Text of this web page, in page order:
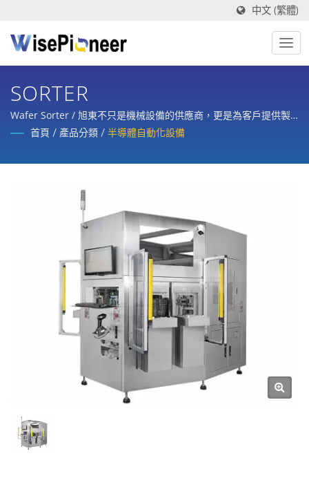
中文 (繁體)
SORTER
Wafer Sorter / 旭東不只是機械設備的供應商，更是為客戶提供製
程設備，整合規劃、設計、製造、訓練與整廠售後服務的策略合作
首頁 / 產品分類 / 半導體自動化設備